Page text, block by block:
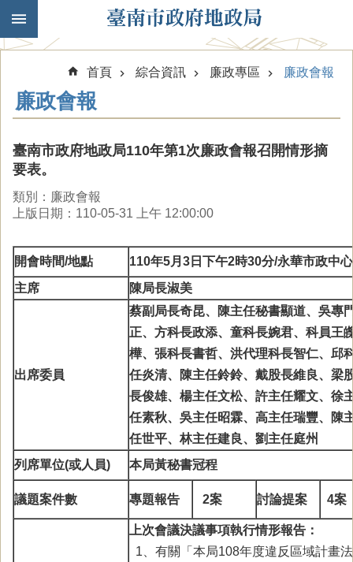
跳到主要內容區塊
首頁 綜合資訊 廉政專區 廉政會報
廉政會報
臺南市政府地政局110年第1次廉政會報召開情形摘
要表。
類別：廉政會報
上版日期：110-05-31 上午 12:00:00
開會時間/地點 110年5月3日下午2時30分/永華市政中
主席
陳局長淑美
出席委員
蔡副局長奇昆、陳主任秘書顯道、吳專
正、方科長政添、童科長婉君、科員王
樺、張科長書哲、洪代理科長智仁、邱
任炎清、陳主任鈴鈴、戴股長維良、梁
長俊雄、楊主任文松、許主任耀文、徐
任素秋、吳主任昭霖、高主任瑞豐、陳
任世平、林主任建良、劉主任庭州
列席單位(或人員)
本局黃秘書冠程
議題案件數 專題報告 2案 討論提案 4案
上次會議決議事項執行情形報告：
1、有關「本局108年度違反區域計畫